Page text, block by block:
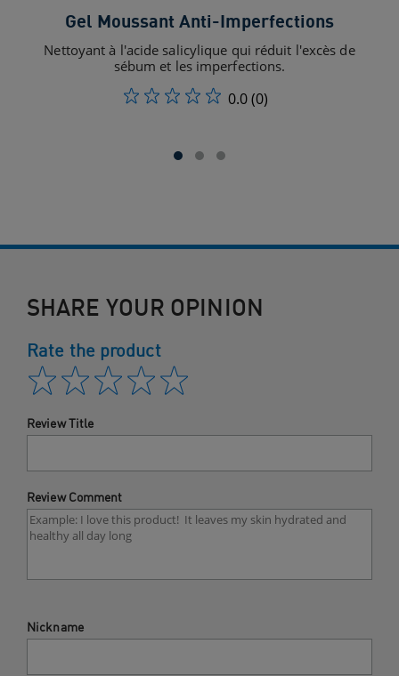
Gel Moussant Anti-Imperfections
Nettoyant à l'acide salicylique qui réduit l'excès de
sébum et les imperfections.
0.0(0)
SHARE YOUR OPINION
Rate the product
Review Title
Review Comment
Nickname